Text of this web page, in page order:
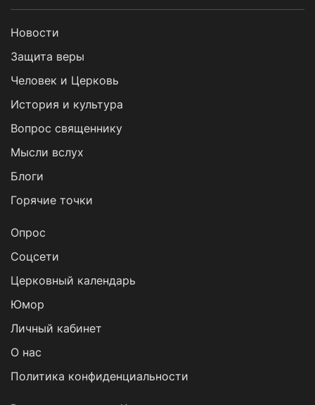
Новости
Защита веры
Человек и Церковь
История и культура
Вопрос священнику
Мысли вслух
Блоги
Горячие точки
Опрос
Cоцсети
Церковный календарь
Юмор
Личный кабинет
О нас
Политика конфиденциальности